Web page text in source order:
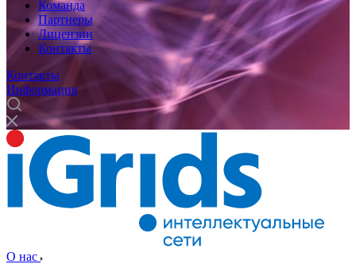
Команда
Партнеры
Лицензии
Контакты
Контакты
Информация
О нас